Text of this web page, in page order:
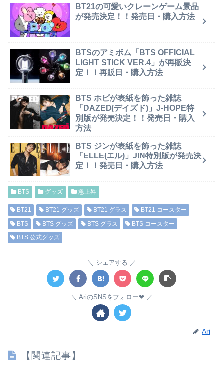
BT21の可愛いクレーンゲーム景品
が発売決定！！発売日・購入方法
BTSのアミボム「BTS OFFICIAL
LIGHT STICK VER.4」が再販決
定！！再販日・購入方法
BTS ホビが表紙を飾った雑誌
「DAZED(デイズド)」J-HOPE特
別版が発売決定！！発売日・購入
方法
BTS ジンが表紙を飾った雑誌
「ELLE(エル)」JIN特別版が発売決
定！！発売日・購入方法
BTS グッズ 急上昇
BT21 BT21 グッズ BT21 グラス
BT21 コースター
BTS
BTS グッズ BTS グラス
BTS コースター
BTS 公式グッズ
シェアする
AriのSNSをフォロー❤︎
Ari
【関連記事】